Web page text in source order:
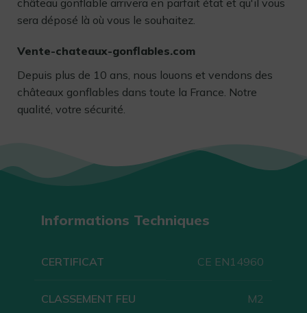
château gonflable arrivera en parfait état et qu'il vous
sera déposé là où vous le souhaitez.
Vente-chateaux-gonflables.com
Depuis plus de 10 ans, nous louons et vendons des
châteaux gonflables dans toute la France. Notre
qualité, votre sécurité.
Informations Techniques
CERTIFICAT CE EN14960
CLASSEMENT FEU M2